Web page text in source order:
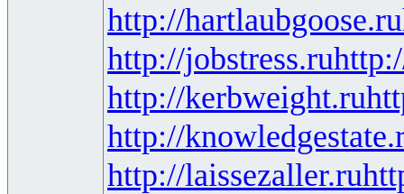
http://hartlaubgoose.ru
http://jobstress.ru
http://kerbweight.ru
http://
http://laissezaller.ru